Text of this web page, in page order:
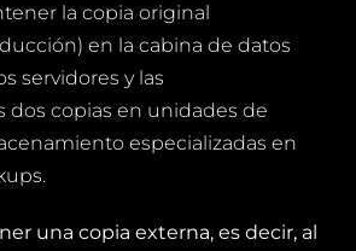
la copia original
en la cabina de datos
servidores y las
dos copias en unidades de
especializadas en
una copia externa, es decir, al